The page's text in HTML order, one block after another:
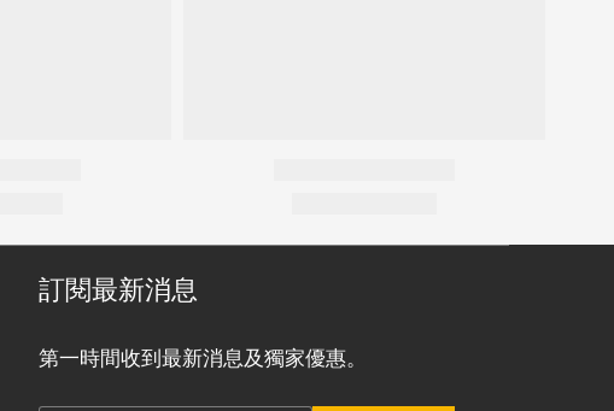
訂閱最新消息
第一時間收到最新消息及獨家優惠。